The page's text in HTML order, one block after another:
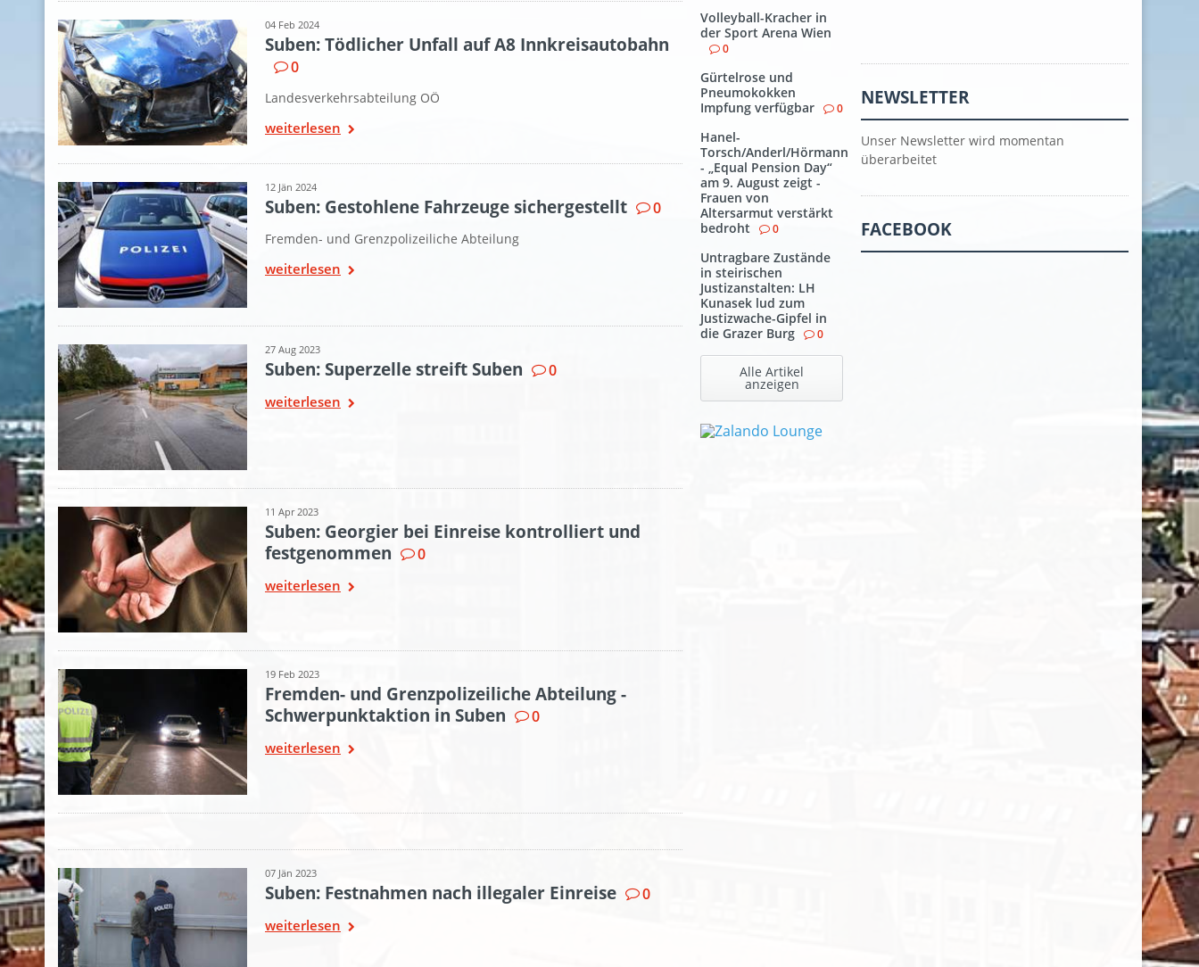
04 Feb 2024
Suben: Tödlicher Unfall auf A8 Innkreisautobahn
0
Landesverkehrsabteilung OÖ
weiterlesen
12 Jän 2024
Suben: Gestohlene Fahrzeuge sichergestellt 0
Fremden- und Grenzpolizeiliche Abteilung
weiterlesen
27 Aug 2023
Suben: Superzelle streift Suben 0
weiterlesen
11 Apr 2023
Suben: Georgier bei Einreise kontrolliert und
festgenommen
0
weiterlesen
19 Feb 2023
Fremden- und Grenzpolizeiliche Abteilung -
Schwerpunktaktion in Suben
0
weiterlesen
07 Jän 2023
Suben: Festnahmen nach illegaler Einreise 0
weiterlesen
Volleyball-Kracher in
der Sport Arena Wien
0
Gürtelrose und
Pneumokokken
Impfung verfügbar
0
Hanel-
Torsch/Anderl/Hörmann
- „Equal Pension Day“
am 9. August zeigt -
Frauen von
Altersarmut verstärkt
bedroht
0
Untragbare Zustände
in steirischen
Justizanstalten: LH
Kunasek lud zum
Justizwache-Gipfel in
die Grazer Burg
0
Alle Artikel
anzeigen
NEWSLETTER
Unser Newsletter wird momentan
überarbeitet
FACEBOOK